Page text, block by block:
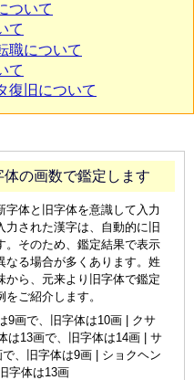
ついて
て
職について
て
復旧について
の画数で鑑定します
体と旧字体を意識して入力
された漢字は、自動的に旧
。そのため、鑑定結果で表示
なる場合が多くあります。姓
から、元来より旧字体で鑑定
ご紹介します。
9画で、旧字体は10画 | クサ
は13画で、旧字体は14画 | サ
、旧字体は9画 | ショクヘン
字体は13画